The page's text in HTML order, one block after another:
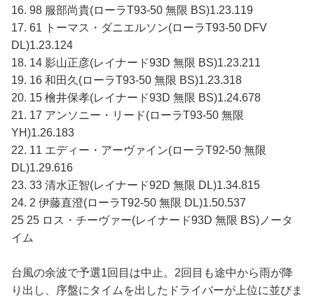
16. 98 服部尚貴(ローラT93-50 無限 BS)1.23.119
17. 61 トーマス・ダニエルソン(ローラT93-50 DFV
DL)1.23.124
18. 14 影山正彦(レイナード93D 無限 BS)1.23.211
19. 16 和田久(ローラT93-50 無限 BS)1.23.318
20. 15 檜井保孝(レイナード93D 無限 BS)1.24.678
21. 17 アンソニー・リード(ローラT93-50 無限
YH)1.26.183
22. 11 エディー・アーヴァイン(ローラT92-50 無限
DL)1.29.616
23. 33 清水正智(レイナード92D 無限 DL)1.34.815
24. 2 伊藤直澄(ローラT92-50 無限 DL)1.50.537
25 25 ロス・チーヴァー(レイナード93D 無限 BS)ノータ
イム
台風の余波で予選1回目は中止。2回目も途中から雨が降
り出し、序盤にタイムを出したドライバーが上位に並びま